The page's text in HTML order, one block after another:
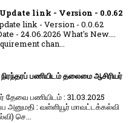
link - Version - 0.0.62
link - Version - 0.0.62
- 24.06.2026 What's New....
chan...
பணியிடம் தலைமை ஆசிரியர்
தேவை பணியிடம் : 31.03.2025
அனுமதி : வள்ளியூர் மாவட்டக்கல்வி
செ...